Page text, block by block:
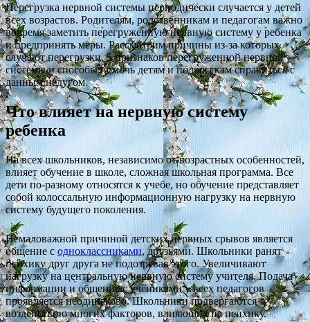
Перегрузка нервной системы периодически случается у детей
всех возрастов. Родителям, родственникам и педагогам важно
вовремя заметить перегруженную нервную систему у ребенка
и предпринять меры. Рассмотрим причины из-за которых
случают перегрузки, 5 признаков перегруженной нервной
системы и способы помочь детям и подросткам справиться с
данным недугом.
Что влияет на нервную систему
ребенка
На всех школьников, независимо от возрастных особенностей,
влияет обучение в школе, сложная школьная программа. Все
дети по-разному относятся к учебе, но обучение представляет
собой колоссальную информационную нагрузку на нервную
систему будущего поколения.
Немаловажной причиной детских нервных срывов является
общение с одноклассниками, друзьями. Школьники ранят
психику друг друга не подозревая этого. Увеличивают
нагрузку на центральную нервную систему учителя. Подача
информации и общение с учениками у всех педагогов
проявляется неодинаково. Школьники подвергаются
воздействию многих факторов, влияющих на психику.